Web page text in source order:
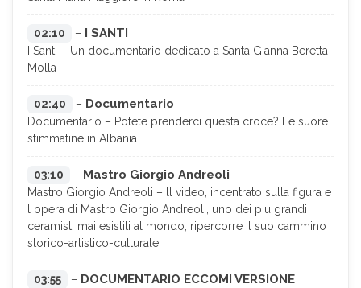
02:10 – I SANTI
I Santi – Un documentario dedicato a Santa Gianna Beretta
Molla
02:40 – Documentario
Documentario – Potete prenderci questa croce? Le suore
stimmatine in Albania
03:10 – Mastro Giorgio Andreoli
Mastro Giorgio Andreoli – ll video, incentrato sulla figura e
l opera di Mastro Giorgio Andreoli, uno dei piu grandi
ceramisti mai esistiti al mondo, ripercorre il suo cammino
storico-artistico-culturale
03:55 – DOCUMENTARIO ECCOMI VERSIONE